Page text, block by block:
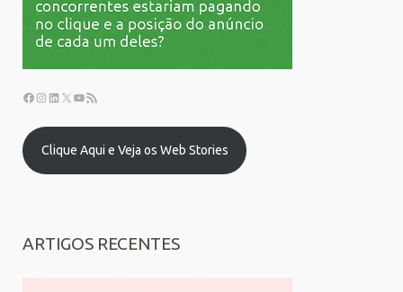
Clique Aqui e Veja os Web Stories
ARTIGOS RECENTES